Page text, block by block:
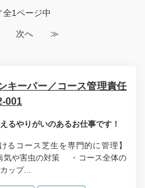
全1ページ中
次へ ≫
キーパー／コース管理責任
001
るやりがいのあるお仕事です！
るコース芝生を専門的に管理】
や害虫の対策 ・コース全体の
ップ...